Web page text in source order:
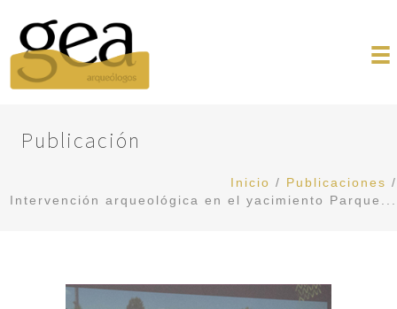
Publicación
Inicio / Publicaciones /
Intervención arqueológica en el yacimiento Parque...